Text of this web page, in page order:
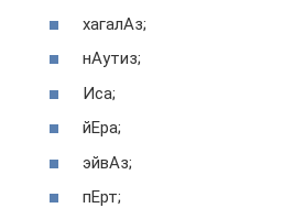
хагалАз;
нАутиз;
Иса;
йЕра;
эйвАз;
пЕрт;